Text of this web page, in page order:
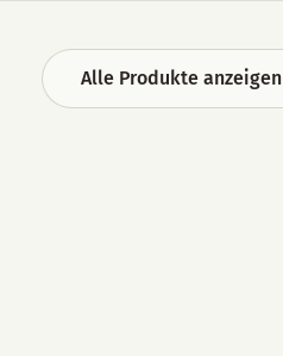
Alle Produkte anzeigen